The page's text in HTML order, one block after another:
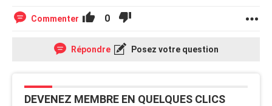
Commenter 0
Répondre Posez votre question
DEVENEZ MEMBRE EN QUELQUES CLICS